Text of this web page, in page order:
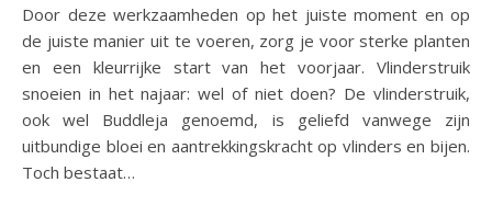
Door deze werkzaamheden op het juiste moment en op
de juiste manier uit te voeren, zorg je voor sterke planten
en een kleurrijke start van het voorjaar. Vlinderstruik
snoeien in het najaar: wel of niet doen? De vlinderstruik,
ook wel Buddleja genoemd, is geliefd vanwege zijn
uitbundige bloei en aantrekkingskracht op vlinders en bijen.
Toch bestaat…